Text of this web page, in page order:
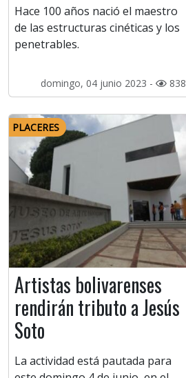
Hace 100 años nació el maestro
de las estructuras cinéticas y los
penetrables.
domingo, 04 junio 2023 - 838
PLACERES
Artistas bolivarenses
rendirán tributo a Jesús
Soto
La actividad está pautada para